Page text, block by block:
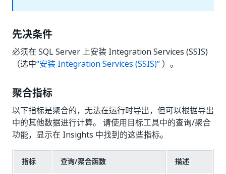
先决条件
必须在 SQL Server 上安装 Integration Services (SSIS)
（选中“安装 Integration Services (SSIS)” ）。
聚合指标
以下指标是聚合的，无法在运行时导出，但可以根据导出
中的其他数据进行计算。 请使用目标工具中的查询/聚合
功能，显示在 Insights 中找到的这些指标。
指标 查询/聚合函数 描述